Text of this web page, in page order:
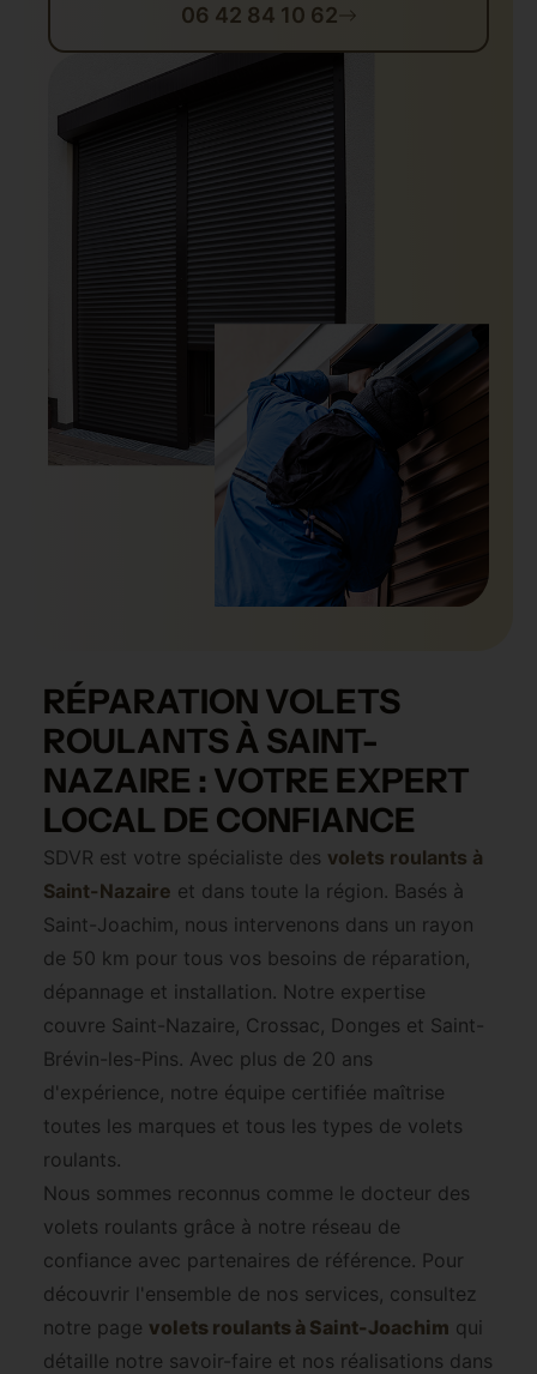
06 42 84 10 62
RÉPARATION VOLETS
ROULANTS À SAINT-
NAZAIRE : VOTRE EXPERT
LOCAL DE CONFIANCE
SDVR est votre spécialiste des volets roulants à
Saint-Nazaire et dans toute la région. Basés à
Saint-Joachim, nous intervenons dans un rayon
de 50 km pour tous vos besoins de réparation,
dépannage et installation. Notre expertise
couvre Saint-Nazaire, Crossac, Donges et Saint-
Brévin-les-Pins. Avec plus de 20 ans
d'expérience, notre équipe certifiée maîtrise
toutes les marques et tous les types de volets
roulants.
Nous sommes reconnus comme le docteur des
volets roulants grâce à notre réseau de
confiance avec partenaires de référence. Pour
découvrir l'ensemble de nos services, consultez
notre page volets roulants à Saint-Joachim qui
détaille notre savoir-faire et nos réalisations dans